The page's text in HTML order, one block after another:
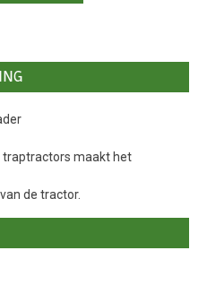
traptractors maakt het
de tractor.